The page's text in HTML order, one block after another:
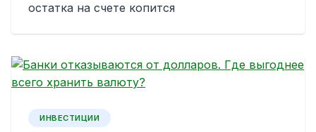
остатка на счете копится
ИНВЕСТИЦИИ